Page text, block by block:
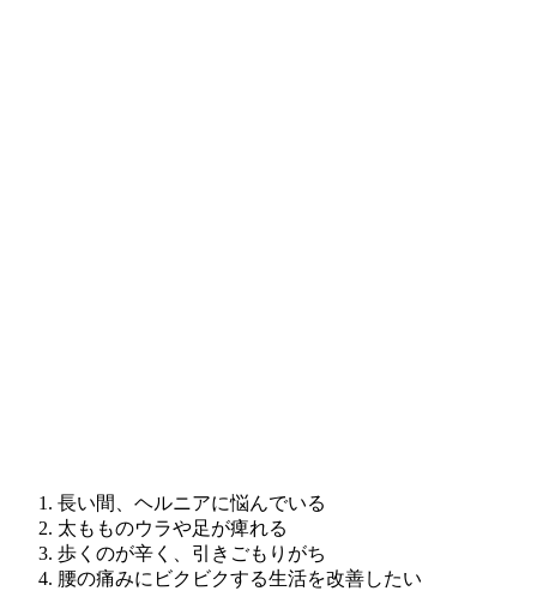
長い間、ヘルニアに悩んでいる
太もものウラや足が痺れる
歩くのが辛く、引きごもりがち
腰の痛みにビクビクする生活を改善したい